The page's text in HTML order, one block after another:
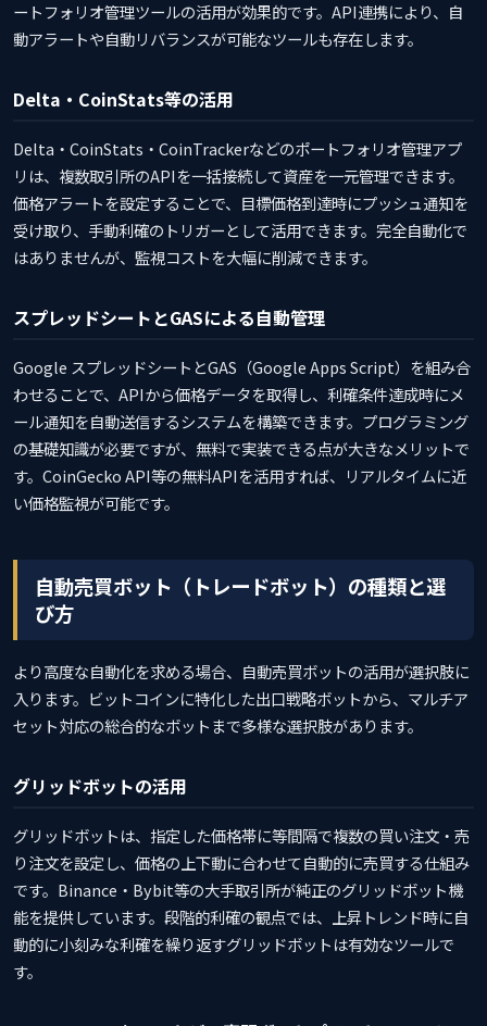
ートフォリオ管理ツールの活用が効果的です。API連携により、自
動アラートや自動リバランスが可能なツールも存在します。
Delta・CoinStats等の活用
Delta・CoinStats・CoinTrackerなどのポートフォリオ管理アプ
リは、複数取引所のAPIを一括接続して資産を一元管理できます。
価格アラートを設定することで、目標価格到達時にプッシュ通知を
受け取り、手動利確のトリガーとして活用できます。完全自動化で
はありませんが、監視コストを大幅に削減できます。
スプレッドシートとGASによる自動管理
Google スプレッドシートとGAS（Google Apps Script）を組み合
わせることで、APIから価格データを取得し、利確条件達成時にメ
ール通知を自動送信するシステムを構築できます。プログラミング
の基礎知識が必要ですが、無料で実装できる点が大きなメリットで
す。CoinGecko API等の無料APIを活用すれば、リアルタイムに近
い価格監視が可能です。
自動売買ボット（トレードボット）の種類と選
び方
より高度な自動化を求める場合、自動売買ボットの活用が選択肢に
入ります。ビットコインに特化した出口戦略ボットから、マルチア
セット対応の総合的なボットまで多様な選択肢があります。
グリッドボットの活用
グリッドボットは、指定した価格帯に等間隔で複数の買い注文・売
り注文を設定し、価格の上下動に合わせて自動的に売買する仕組み
です。Binance・Bybit等の大手取引所が純正のグリッドボット機
能を提供しています。段階的利確の観点では、上昇トレンド時に自
動的に小刻みな利確を繰り返すグリッドボットは有効なツールで
す。